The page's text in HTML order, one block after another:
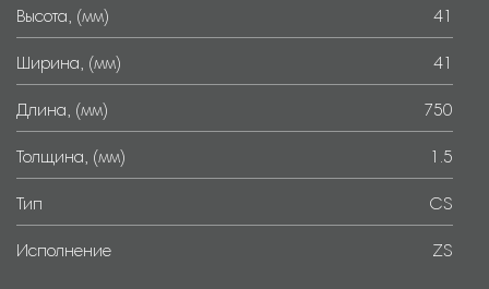
Высота, (мм) 41
Ширина, (мм) 41
Длина, (мм) 750
Толщина, (мм) 1.5
Тип CS
Исполнение ZS